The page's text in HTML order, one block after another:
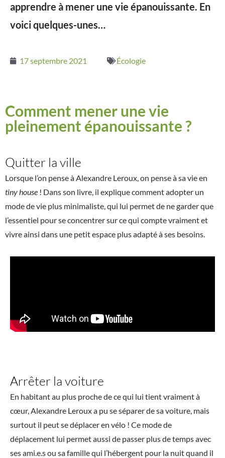
apprendre à mener une vie épanouissante. En
voici quelques-unes…
17 septembre 2021 Écologie
Comment mener une vie
pleinement épanouissante ?
Quitter la ville
Lorsque l’on pense à Alexandre Leroux, on pense à sa vie en
tiny house ! Dans son livre, il explique comment adopter un
mode de vie plus minimaliste, qui lui permet de ne garder que
l’essentiel pour se concentrer sur ce qui compte vraiment et
vivre ainsi dans une petit espace plus adapté à ses besoins.
Arrêter la voiture
En habitant au plus proche de ce qui lui tient vraiment à
cœur, Alexandre Leroux a pu se séparer de sa voiture, mais
surtout il peut se déplacer en vélo ! Ce mode de
déplacement lui permet aussi de passer plus de temps avec
ses ami.e.s ou sa famille qui l’hébergent pour la nuit quand il